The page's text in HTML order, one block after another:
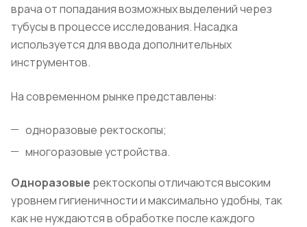
врача от попадания возможных выделений через
тубусы в процессе исследования. Насадка
используется для ввода дополнительных
инструментов.
На современном рынке представлены:
одноразовые ректоскопы;
многоразовыеустройства.
Одноразовые ректоскопыотличаются высоким
уровнем гигиеничности и максимально удобны, так
как не нуждаются в обработке после каждого